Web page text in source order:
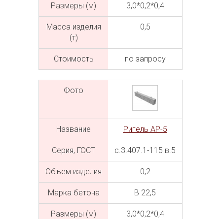
Размеры (м) 3,0*0,2*0,4
Масса изделия
(т)
0,5
Cтоимость по запросу
Фото
Название Ригель АР-5
Серия, ГОСТ с.3.407.1-115 в.5
Объем изделия 0,2
Марка бетона В 22,5
Размеры (м) 3,0*0,2*0,4